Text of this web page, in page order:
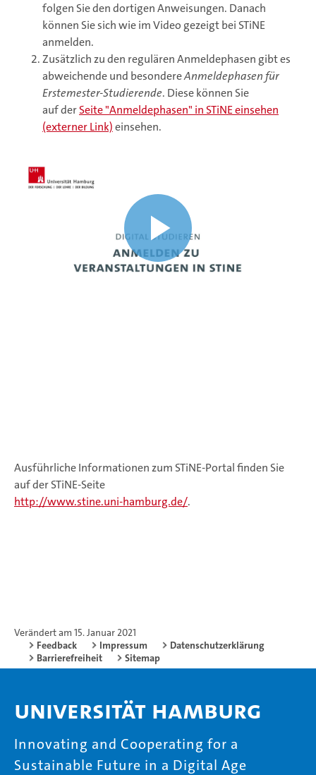
folgen Sie den dortigen Anweisungen. Danach
können Sie sich wie im Video gezeigt bei STiNE
anmelden.
Zusätzlich zu den regulären Anmeldephasen gibt es
abweichende und besondereAnmeldephasen für
Erstemester-Studierende. Diese können Sie
auf derSeite "Anmeldephasen" in STiNE einsehen
(externer Link)einsehen.
Ausführliche Informationen zum STiNE-Portal finden Sie
auf der STiNE-Seite
http://www.stine.uni-hamburg.de/.
Verändert am 15. Januar 2021
Feedback
Impressum
Datenschutzerklärung
Barrierefreiheit
Sitemap
Universität Hamburg
Innovating and Cooperating for a
Sustainable Future in a Digital Age